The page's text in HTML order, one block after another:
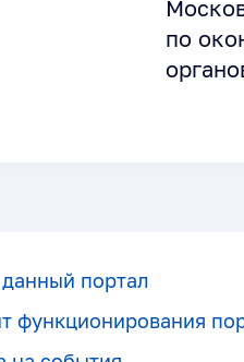
по
портал
функционирования